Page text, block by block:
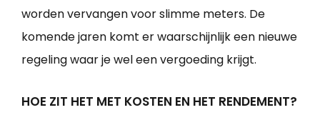
worden vervangen voor slimme meters. De
komende jaren komt er waarschijnlijk een nieuwe
regeling waar je wel een vergoeding krijgt.
HOE ZIT HET MET KOSTEN EN HET RENDEMENT?